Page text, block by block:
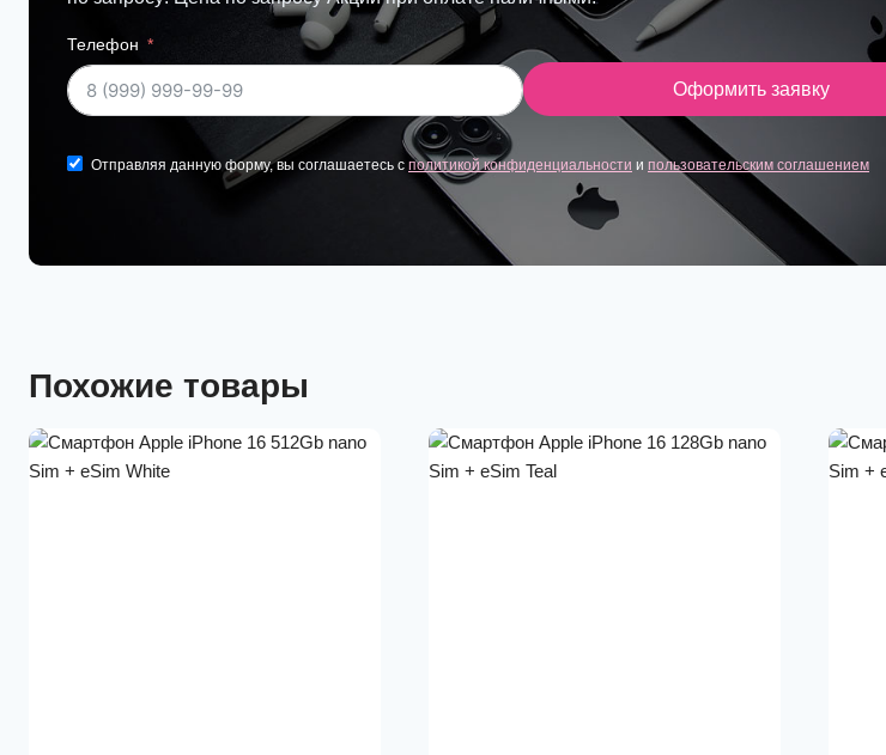
Телефон
Оформить заявку
Отправляя данную форму, вы соглашаетесь с политикой конфиденциальности и пользовательским соглашением
Похожие товары